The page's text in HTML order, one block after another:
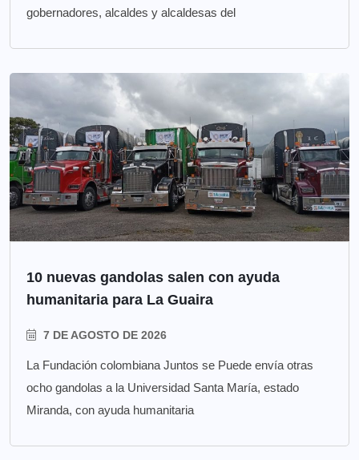
gobernadores, alcaldes y alcaldesas del
10 nuevas gandolas salen con ayuda
humanitaria para La Guaira
7 DE AGOSTO DE 2026
La Fundación colombiana Juntos se Puede envía otras
ocho gandolas a la Universidad Santa María, estado
Miranda, con ayuda humanitaria